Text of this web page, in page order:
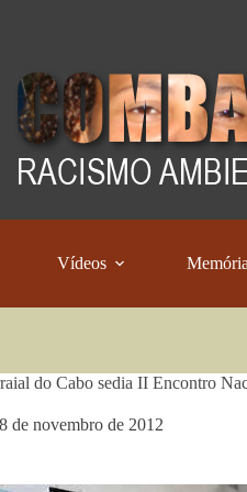
Vídeos
do Cabo sedia II Encontro
de novembro de 2012